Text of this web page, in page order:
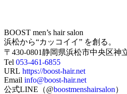
BOOST men’s hair salon
浜松から“カッコイイ” を創る。
〒430-0801静岡県浜松市中央区神
Tel 053-461-6855
URL https://boost-hair.net
Email info@boost-hair.net
公式LINE（@boostmenshairsalon）